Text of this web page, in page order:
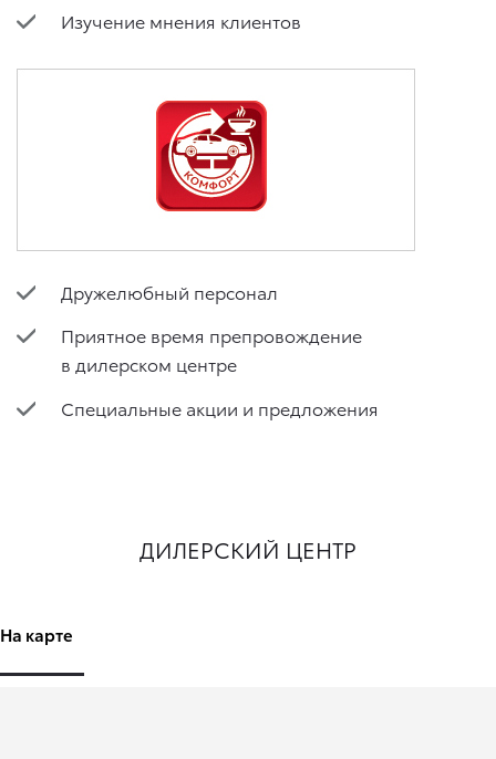
Изучение мнения клиентов
Дружелюбный персонал
Приятное время препровождение
в дилерском центре
Специальные акции и предложения
ДИЛЕРСКИЙ ЦЕНТР
На карте